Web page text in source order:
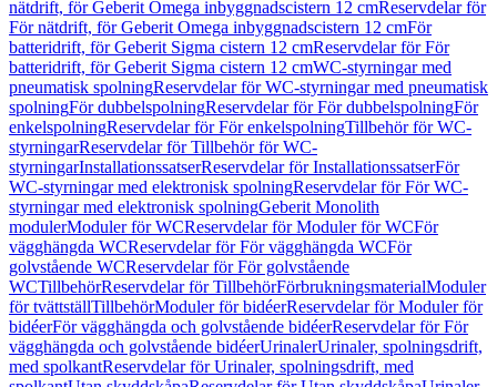
nätdrift, för Geberit Omega inbyggnadscistern 12 cmReservdelar för
För nätdrift, för Geberit Omega inbyggnadscistern 12 cmFör
batteridrift, för Geberit Sigma cistern 12 cmReservdelar för För
batteridrift, för Geberit Sigma cistern 12 cmWC-styrningar med
pneumatisk spolningReservdelar för WC-styrningar med pneumatisk
spolningFör dubbelspolningReservdelar för För dubbelspolningFör
enkelspolningReservdelar för För enkelspolningTillbehör för WC-
styrningarReservdelar för Tillbehör för WC-
styrningarInstallationssatserReservdelar för InstallationssatserFör
WC-styrningar med elektronisk spolningReservdelar för För WC-
styrningar med elektronisk spolningGeberit Monolith
modulerModuler för WCReservdelar för Moduler för WCFör
vägghängda WCReservdelar för För vägghängda WCFör
golvstående WCReservdelar för För golvstående
WCTillbehörReservdelar för TillbehörFörbrukningsmaterialModuler
för tvättställTillbehörModuler för bidéerReservdelar för Moduler för
bidéerFör vägghängda och golvstående bidéerReservdelar för För
vägghängda och golvstående bidéerUrinalerUrinaler, spolningsdrift,
med spolkantReservdelar för Urinaler, spolningsdrift, med